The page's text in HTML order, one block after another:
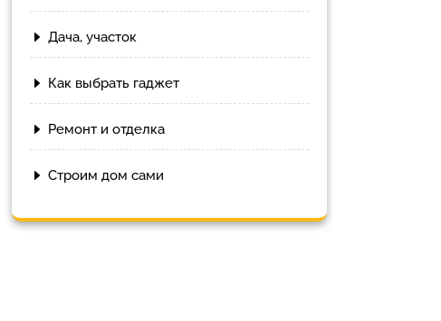
Дача, участок
Как выбрать гаджет
Ремонт и отделка
Строим дом сами